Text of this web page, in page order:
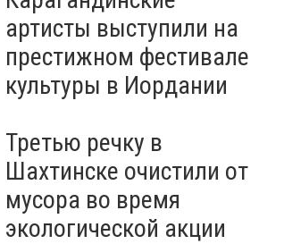
артисты выступили на
престижном фестивале
культуры в Иордании
Третью речку в
Шахтинске очистили от
мусора во время
экологической акции